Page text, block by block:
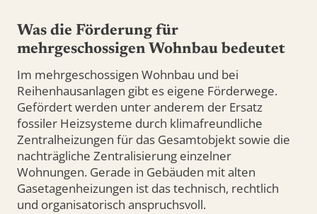
Was die Förderung für
mehrgeschossigen Wohnbau bedeutet
Im mehrgeschossigen Wohnbau und bei
Reihenhausanlagen gibt es eigene Förderwege.
Gefördert werden unter anderem der Ersatz
fossiler Heizsysteme durch klimafreundliche
Zentralheizungen für das Gesamtobjekt sowie die
nachträgliche Zentralisierung einzelner
Wohnungen. Gerade in Gebäuden mit alten
Gasetagenheizungen ist das technisch, rechtlich
und organisatorisch anspruchsvoll.